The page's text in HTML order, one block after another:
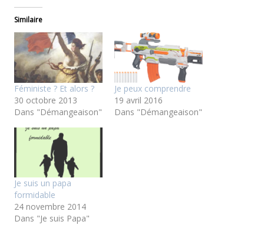
Similaire
Féministe ? Et alors ?
30 octobre 2013
Dans "Démangeaison"
Je peux comprendre
19 avril 2016
Dans "Démangeaison"
Je suis un papa
formidable
24 novembre 2014
Dans "Je suis Papa"